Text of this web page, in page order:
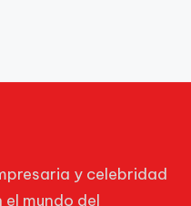
y celebridad
mundo del